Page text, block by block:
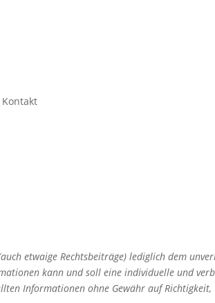
Kontakt
etwaige Rechtsbeiträge) lediglich dem
kann und soll eine individuelle und
Informationen ohne Gewähr auf